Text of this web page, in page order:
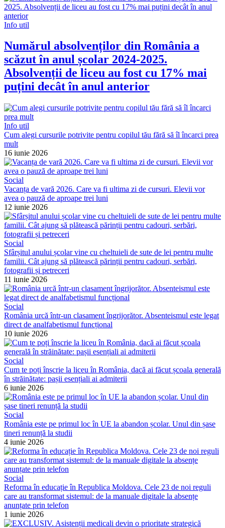
Info util
Numărul absolvenților din România a
scăzut în anul școlar 2024-2025.
Absolvenții de liceu au fost cu 17% mai
puțini decât în anul anterior
Info util
Cum alegi cursurile potrivite pentru copilul tău fără să îl încarci prea
mult
16 iunie 2026
Social
Vacanța de vară 2026. Care va fi ultima zi de cursuri. Elevii vor
avea o pauză de aproape trei luni
12 iunie 2026
Social
Sfârșitul anului școlar vine cu cheltuieli de sute de lei pentru multe
familii. Cât ajung să plătească părinții pentru cadouri, serbări,
fotografii și petreceri
11 iunie 2026
Social
România urcă într-un clasament îngrijorător. Absenteismul este legat
direct de analfabetismul funcțional
10 iunie 2026
Social
Cum te poți înscrie la liceu în România, dacă ai făcut școala generală
în străinătate: pașii esențiali ai admiterii
6 iunie 2026
Social
România este pe primul loc în UE la abandon școlar. Unul din șase
tineri renunță la studii
4 iunie 2026
Social
Reforma în educație în Republica Moldova. Cele 23 de noi reguli
care au transformat sistemul: de la manuale digitale la absențe
anunțate prin telefon
1 iunie 2026